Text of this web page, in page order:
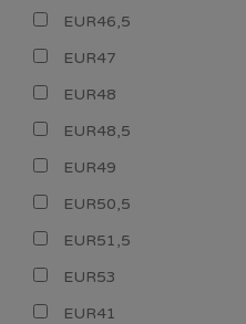
EUR46,5
EUR47
EUR48
EUR48,5
EUR49
EUR50,5
EUR51,5
EUR53
EUR41